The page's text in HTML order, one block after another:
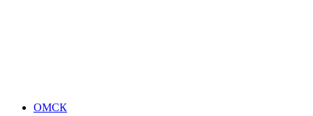
ОМСК